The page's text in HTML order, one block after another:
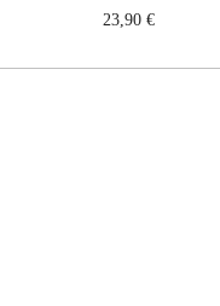
23,90 €